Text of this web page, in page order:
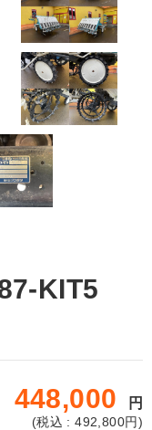
KIT5
448,000 円
(税込 : 492,800円)